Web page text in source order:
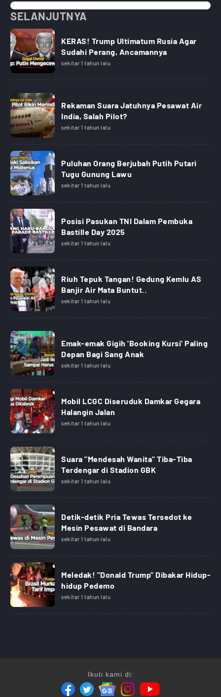
SELANJUTNYA
KERAS! Trump Ultimatum Rusia Agar
Sudahi Perang, Ancamannya
sekitar 1 tahun lalu
Rekaman Suara Jatuhnya Pesawat Air
India, Salah Pilot?
sekitar 1 tahun lalu
Puluhan Orang Berjubah Putih Putari
Tugu Gunung Lawu
sekitar 1 tahun lalu
Posisi Pasukan TNI Dalam Pembuka
Bastille Day 2025
sekitar 1 tahun lalu
Riuh Tepuk Tangan! Gedung Kemlu AS
Banjir Air Mata Buntut..
sekitar 1 tahun lalu
Emak-emak Gigih 'Booking Kursi' Paling
Depan Bagi Sang Anak
sekitar 1 tahun lalu
Mobil LCGC Diseruduk Damkar Gegara
Halangin Jalan
sekitar 1 tahun lalu
Suara "Mendesah Wanita" Tiba-Tiba
Terdengar di Stadion GBK
sekitar 1 tahun lalu
Detik-detik Pria Tewas Tersedot ke
Mesin Pesawat di Bandara
sekitar 1 tahun lalu
Meledak! "Donald Trump" Dibakar Hidup-
hidup Pedemo
sekitar 1 tahun lalu
Ikuti kami di: